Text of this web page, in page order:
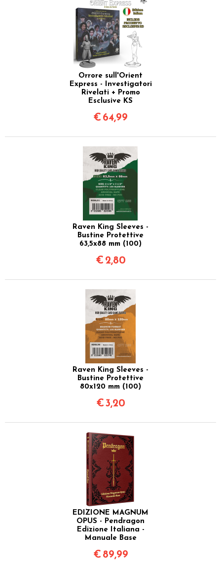
Orrore sull'Orient
Express - Investigatori
Rivelati + Promo
Esclusive KS
€ 64,99
Raven King Sleeves -
Bustine Protettive
63,5x88 mm (100)
€ 2,80
Raven King Sleeves -
Bustine Protettive
80x120 mm (100)
€3,20
EDIZIONE MAGNUM
OPUS - Pendragon
Edizione Italiana -
Manuale Base
€ 89,99